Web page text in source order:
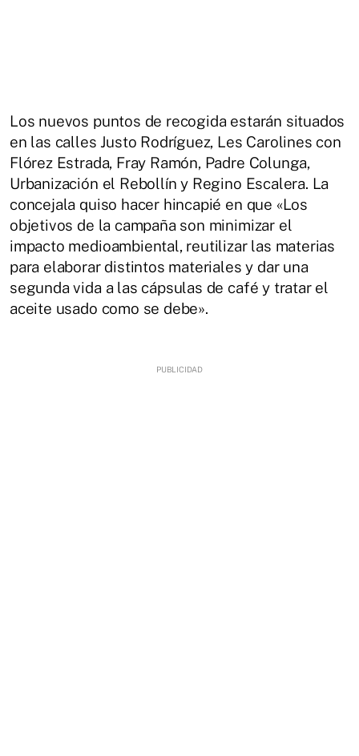
Los nuevos puntos de recogida estarán situados
en las calles Justo Rodríguez, Les Carolines con
Flórez Estrada, Fray Ramón, Padre Colunga,
Urbanización el Rebollín y Regino Escalera. La
concejala quiso hacer hincapié en que «Los
objetivos de la campaña son minimizar el
impacto medioambiental, reutilizar las materias
para elaborar distintos materiales y dar una
segunda vida a las cápsulas de café y tratar el
aceite usado como se debe».